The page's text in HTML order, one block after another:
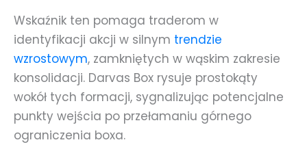
Wskaźnik ten pomaga traderom w
identyfikacji akcji w silnym trendzie
wzrostowym, zamkniętych w wąskim zakresie
konsolidacji. Darvas Box rysuje prostokąty
wokół tych formacji, sygnalizując potencjalne
punkty wejścia po przełamaniu górnego
ograniczenia boxa.